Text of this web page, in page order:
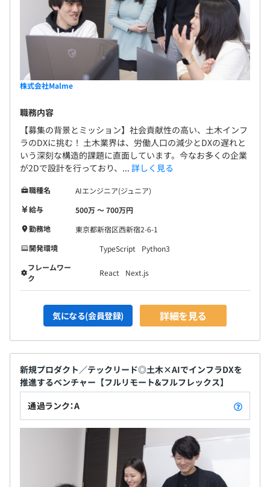
株式会社Malme
職務内容
【募集の背景とミッション】社会貢献性の高い、土木インフ
ラのDXに挑む！ 土木業界は、労働人口の減少とDXの遅れと
いう深刻な構造的課題に直面しています。今なお多くの企業
が2Dで設計を行っており、... 詳しく見る
職種名
AIエンジニア(ジュニア)
給与
500万 〜 700万円
勤務地
東京都新宿区西新宿2-6-1
開発環境
TypeScript
Python3
フレームワー
ク
React Next.js
気になる(会員登録) 詳細を見る
新規プロダクト／テックリード◎土木×AIでインフラDXを
推進するベンチャー【フルリモート&フルフレックス】
通過ランク：A